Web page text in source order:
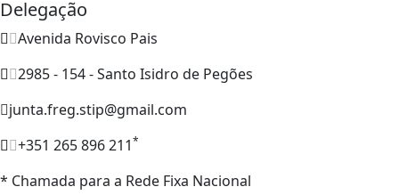
Delegação
Avenida Rovisco Pais
2985 - 154 - Santo Isidro de Pegões
junta.freg.stip@gmail.com
+351 265 896 211*
* Chamada para a Rede Fixa Nacional